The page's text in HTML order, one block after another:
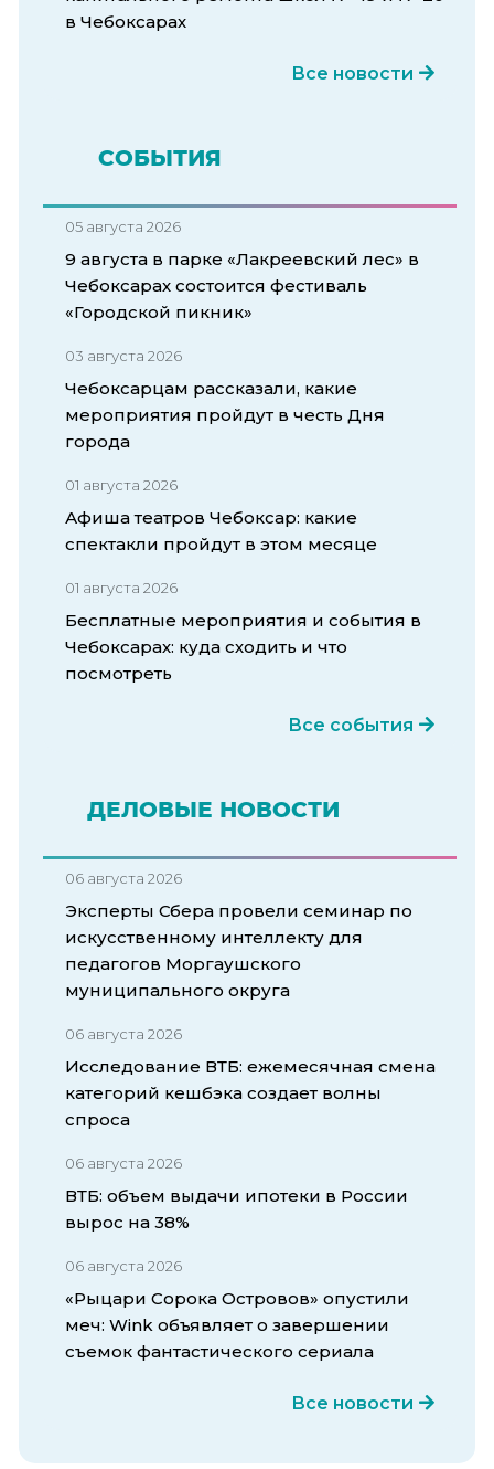
в Чебоксарах
Все новости
СОБЫТИЯ
05 августа 2026
9 августа в парке «Лакреевский лес» в
Чебоксарах состоится фестиваль
«Городской пикник»
03 августа 2026
Чебоксарцам рассказали, какие
мероприятия пройдут в честь Дня
города
01 августа 2026
Афиша театров Чебоксар: какие
спектакли пройдут в этом месяце
01 августа 2026
Бесплатные мероприятия и события в
Чебоксарах: куда сходить и что
посмотреть
Все события
ДЕЛОВЫЕ НОВОСТИ
06 августа 2026
Эксперты Сбера провели семинар по
искусственному интеллекту для
педагогов Моргаушского
муниципального округа
06 августа 2026
Исследование ВТБ: ежемесячная смена
категорий кешбэка создает волны
спроса
06 августа 2026
ВТБ: объем выдачи ипотеки в России
вырос на 38%
06 августа 2026
«Рыцари Сорока Островов» опустили
меч: Wink объявляет о завершении
съемок фантастического сериала
Все новости